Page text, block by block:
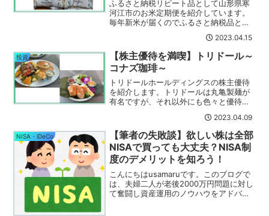
ふるさと納税リピート品として山形県寒
河江市のお米定期便を紹介しています。
毎年新米が届くのでふるさと納税品とし
2023.04.15
投資
【株主優待を満喫】トリドール～
コナズ珈琲～
トリドールホールディングスの株主優待
を紹介します。トリドールは丸亀製麺が
有名ですが、それ以外にも色々と優待券
主優待を利用した記事です。 2023.04.09
NISA・iDeCo
【筆者の失敗談】欲しい株は全部
NISAで買っても大丈夫？NISA制
度のデメリットを知ろう！
こんにちはusamaruです。このブログで
は、夫婦二人が老後2000万円問題に対し
て奮闘し資産運用のノウハウをアドバイ